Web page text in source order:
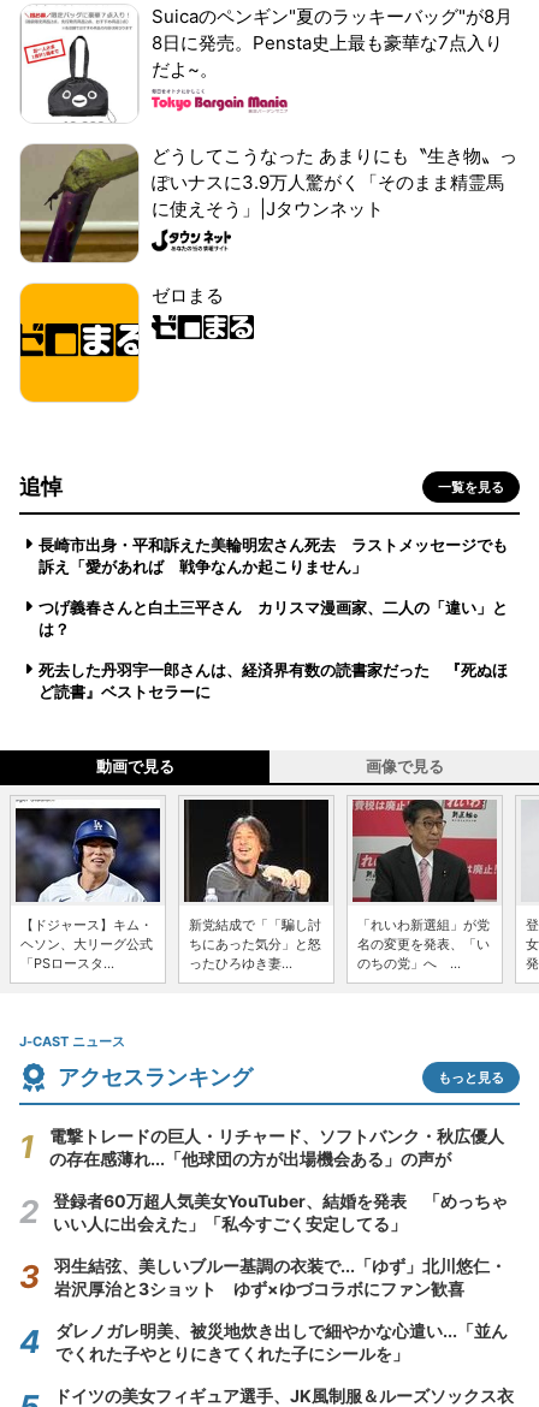
Suicaのペンギン"夏のラッキーバッグ"が8月
8日に発売。Pensta史上最も豪華な7点入り
だよ~。
どうしてこうなった あまりにも〝生き物〟っ
ぽいナスに3.9万人驚がく「そのまま精霊馬
に使えそう」|Jタウンネット
ゼロまる
追悼 一覧を見る
長崎市出身・平和訴えた美輪明宏さん死去 ラストメッセージでも
訴え「愛があれば 戦争なんか起こりません」
つげ義春さんと白土三平さん カリスマ漫画家、二人の「違い」と
は？
死去した丹羽宇一郎さんは、経済界有数の読書家だった 『死ぬほ
ど読書』ベストセラーに
動画で見る 画像で見る
【ドジャース】キム・
ヘソン、大リーグ公式
「PSロースタ...
新党結成で「「騙し討
ちにあった気分」と怒
ったひろゆき妻...
「れいわ新選組」が党
名の変更を発表、「い
のちの党」へ ...
J-CAST ニュース
アクセスランキング もっと見る
電撃トレードの巨人・リチャード、ソフトバンク・秋広優人
の存在感薄れ...「他球団の方が出場機会ある」の声が
登録者60万超人気美女YouTuber、結婚を発表 「めっちゃ
いい人に出会えた」「私今すごく安定してる」
羽生結弦、美しいブルー基調の衣装で...「ゆず」北川悠仁・
岩沢厚治と3ショット ゆず×ゆづコラボにファン歓喜
ダレノガレ明美、被災地炊き出しで細やかな心遣い...「並ん
でくれた子やとりにきてくれた子にシールを」
ドイツの美女フィギュア選手、JK風制服＆ルーズソックス衣